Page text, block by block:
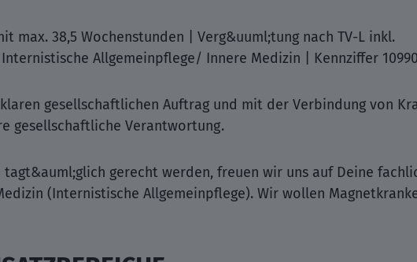
max. 38,5 Wochenstunden | Verg&uuml;tung nach TV-L inkl.
Allgemeinpflege/ Innere Medizin | Kennziffer 10990
gesellschaftlichen Auftrag und mit der Verbindung von
gesellschaftliche Verantwortung.
gerecht werden, freuen wir uns auf Deine
(Internistische Allgemeinpflege). Wir wollen